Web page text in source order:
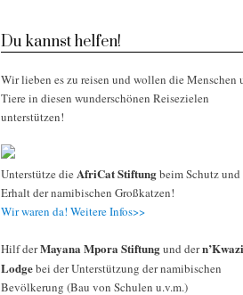
Du kannst helfen!
Wir lieben es zu reisen und wollen die Menschen
Tiere in diesen wunderschönen Reisezielen
unterstützen!
Unterstütze die AfriCat Stiftungbeim Schutz und
Erhalt der namibischen Großkatzen!
Wir waren da! Weitere Infos>>
Hilf derMayana Mpora Stiftungund dern’Kwazi
Lodgebei der Unterstützung der namibischen
Bevölkerung (Bau von Schulen u.v.m.)